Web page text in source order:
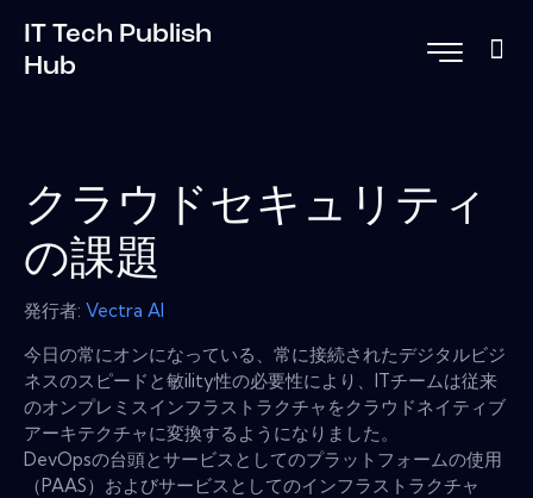
IT Tech Publish
Hub
クラウドセキュリティ
の課題
発行者: Vectra Al
今日の常にオンになっている、常に接続されたデジタルビジ
ネスのスピードと敏ility性の必要性により、ITチームは従来
のオンプレミスインフラストラクチャをクラウドネイティブ
アーキテクチャに変換するようになりました。
DevOpsの台頭とサービスとしてのプラットフォームの使用
（PAAS）およびサービスとしてのインフラストラクチャ